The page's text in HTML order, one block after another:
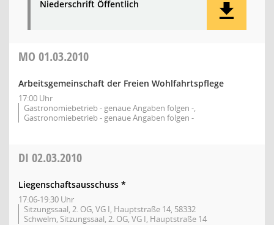
Niederschrift Öffentlich
MO 01.03.2010
Arbeitsgemeinschaft der Freien Wohlfahrtspflege
17:00 Uhr
Gastronomiebetrieb - genaue Angaben folgen -,
Gastronomiebetrieb - genaue Angaben folgen -
DI 02.03.2010
Liegenschaftsausschuss *
17:06-19:30 Uhr
Sitzungssaal, 2. OG, VG I, Hauptstraße 14, 58332
Schwelm, Sitzungssaal, 2. OG, VG I, Hauptstraße 14